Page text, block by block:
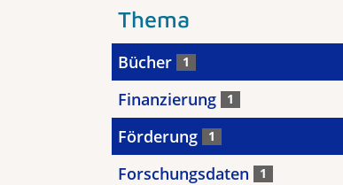
Thema
Bücher 1
Finanzierung 1
Förderung 1
Forschungsdaten 1